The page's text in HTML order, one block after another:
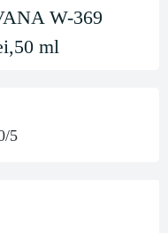
W-369
ml
5